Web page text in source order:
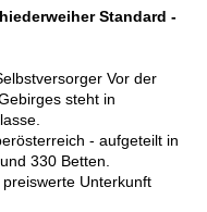
Standard -
Vor der
steht in
- aufgeteilt in
330 Betten.
Unterkunft